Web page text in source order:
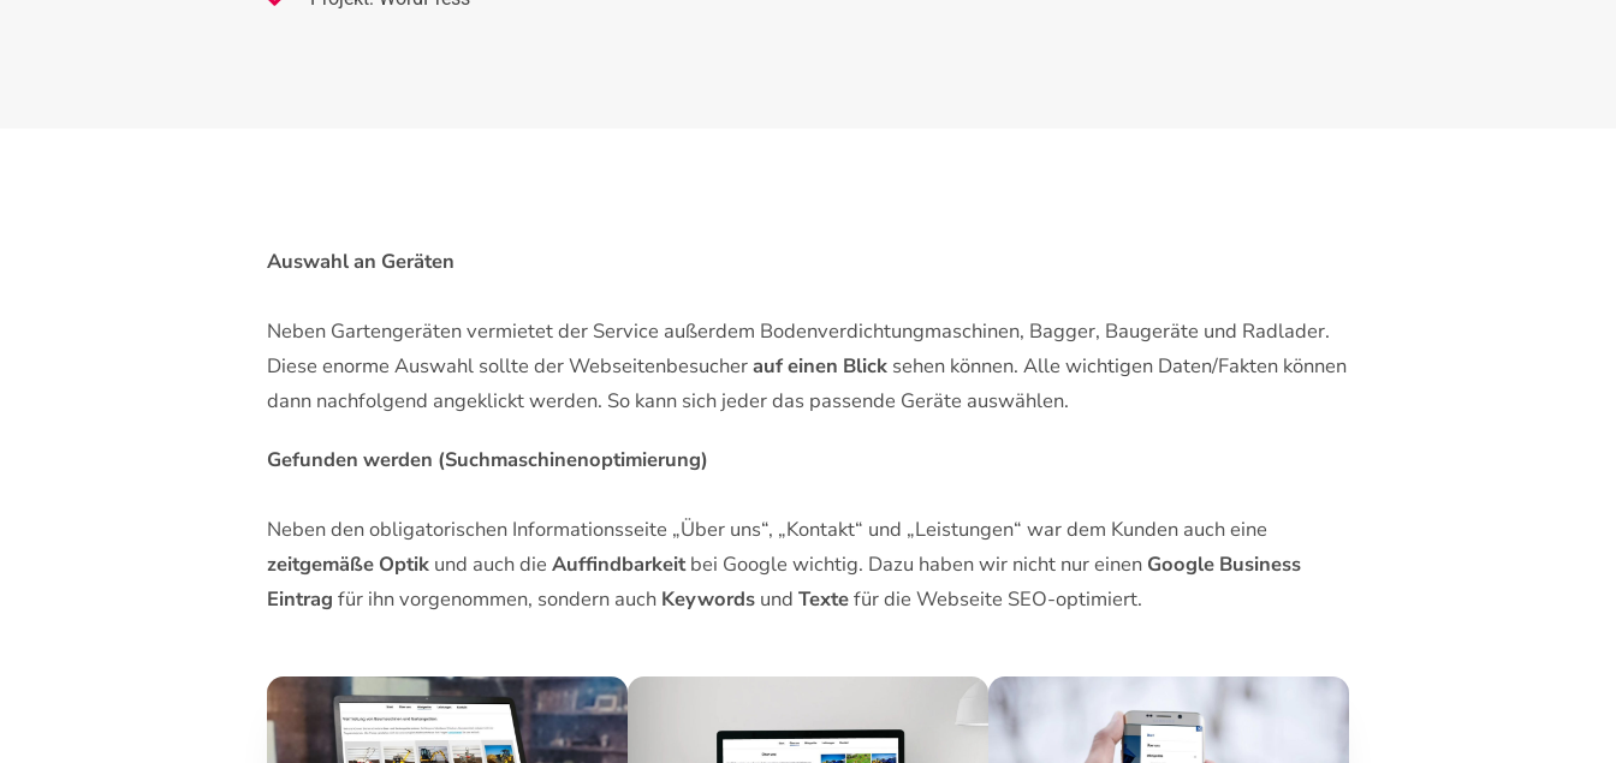
Auswahl an Geräten
Neben Gartengeräten vermietet der Service außerdem Bodenverdichtungmaschinen, Bagger, Baugeräte und Radlader.
Diese enorme Auswahl sollte der Webseitenbesucherauf einen Blick sehen können. Alle wichtigen Daten/Fakten können
dann nachfolgend angeklickt werden. So kann sich jeder das passende Geräte auswählen.
Gefunden werden (Suchmaschinenoptimierung)
Neben den obligatorischen Informationsseite „Über uns“, „Kontakt“ und „Leistungen“ war dem Kunden auch eine
zeitgemäße Optik und auch die Auffindbarkeitbei Google wichtig. Dazu haben wir nicht nur einen Google Business
Eintrag für ihn vorgenommen, sondern auch Keywords und Textefür die Webseite SEO-optimiert.